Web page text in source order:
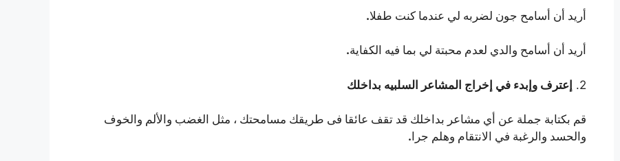
أريد أن أسامح جون لضربه لي عندما كنت طفلا.
أريد أن أسامح والدي لعدم محبتة لي بما فيه الكفاية.
2. إعترف وإبدء في إخراج المشاعر السلبيه بداخلك
قم بكتابة جملة عن أي مشاعر بداخلك قد تقف عائقا فى طريقك مسامحتك ، مثل الغضب والألم والخوف
والحسد والرغبة في الانتقام وهلم جرا .